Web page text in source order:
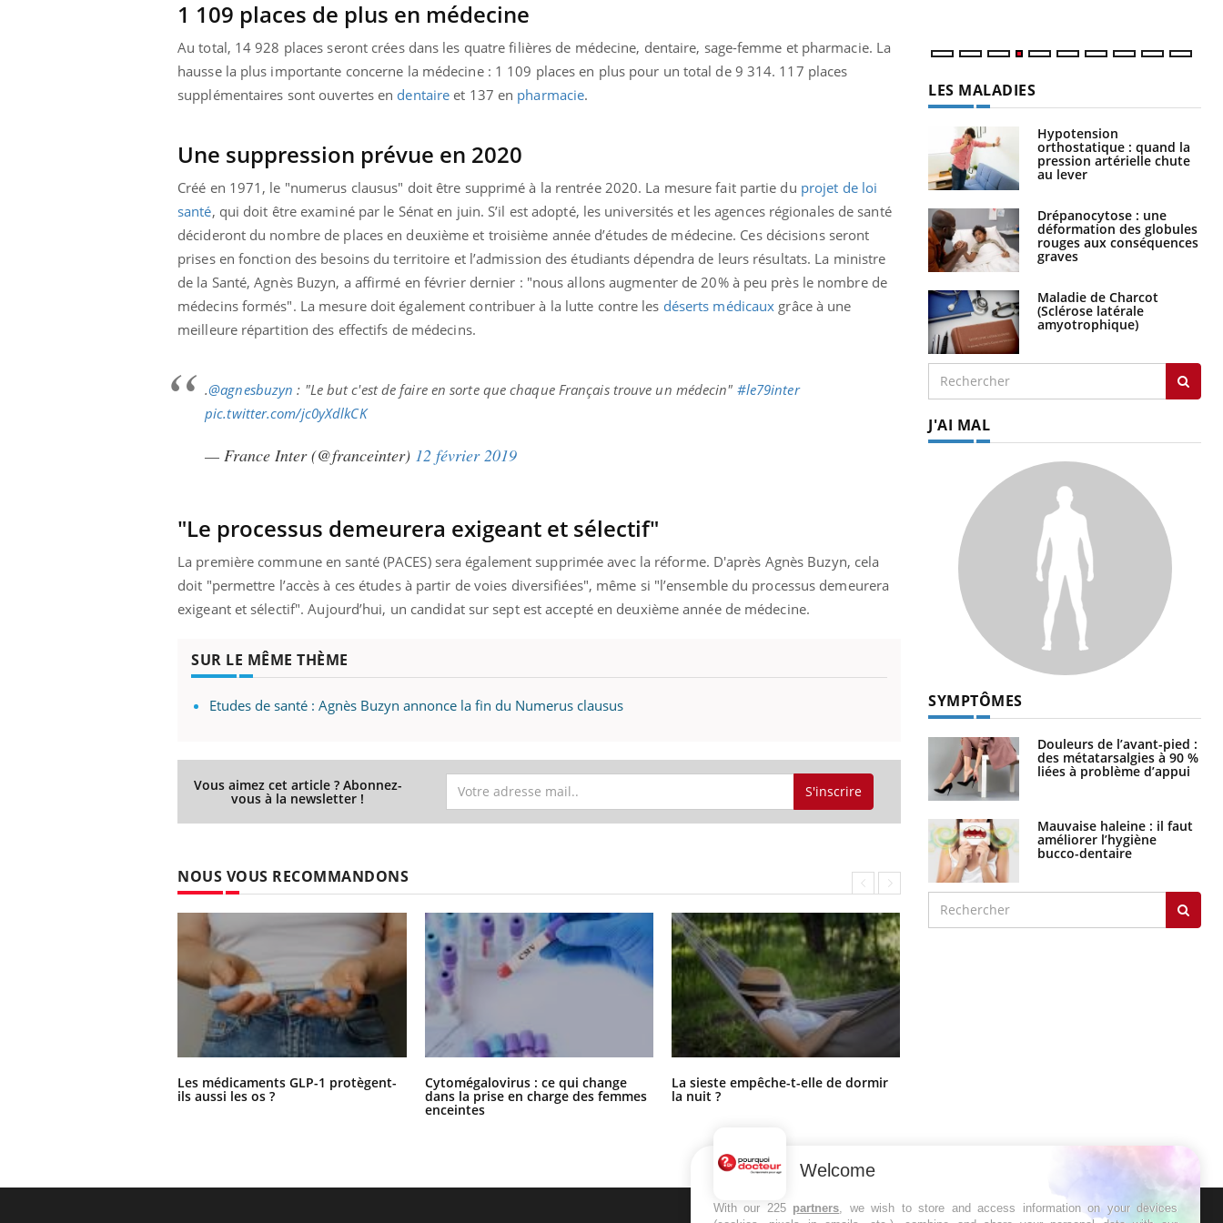
1 109 places de plus en médecine
Au total, 14 928 places seront crées dans les quatre filières de médecine, dentaire, sage-femme et pharmacie. La
hausse la plus importante concerne la médecine : 1 109 places en plus pour un total de 9 314. 117 places
supplémentaires sont ouvertes en dentaire et 137 en pharmacie.
Une suppression prévue en 2020
Créé en 1971, le "numerus clausus" doit être supprimé à la rentrée 2020. La mesure fait partie du projet de loi
santé, qui doit être examiné par le Sénat en juin. S’il est adopté, les universités et les agences régionales de santé
décideront du nombre de places en deuxième et troisième année d’études de médecine. Ces décisions seront
prises en fonction des besoins du territoire et l’admission des étudiants dépendra de leurs résultats. La ministre
de la Santé, Agnès Buzyn, a affirmé en février dernier : "nous allons augmenter de 20% à peu près le nombre de
médecins formés". La mesure doit également contribuer à la lutte contre les déserts médicaux grâce à une
meilleure répartition des effectifs de médecins.
.@agnesbuzyn : "Le but c'est de faire en sorte que chaque Français trouve un médecin" #le79inter
pic.twitter.com/jc0yXdlkCK
— France Inter (@franceinter) 12 février 2019
"Le processus demeurera exigeant et sélectif"
La première commune en santé (PACES) sera également supprimée avec la réforme. D'après Agnès Buzyn, cela
doit "permettre l’accès à ces études à partir de voies diversifiées", même si "l’ensemble du processus demeurera
exigeant et sélectif".Aujourd’hui, un candidat sur sept est accepté en deuxième année de médecine.
SUR LE MÊME THÈME
Etudes de santé : Agnès Buzyn annonce la fin du Numerus clausus
Vous aimez cet article ? Abonnez-
vous à la newsletter ! S'inscrire
NOUS VOUS RECOMMANDONS
Les médicaments GLP-1 protègent-
ils aussi les os ?
Cytomégalovirus : ce qui change
dans la prise en charge des femmes
enceintes
La sieste empêche-t-elle de dormir
la nuit ?
LES MALADIES
Hypotension
orthostatique : quand la
pression artérielle chute
au lever
Drépanocytose : une
déformation des globules
rouges aux conséquences
graves
Maladie de Charcot
(Sclérose latérale
amyotrophique)
J'AI MAL
SYMPTÔMES
Douleurs de l’avant-pied :
des métatarsalgies à 90 %
liées à problème d’appui
Mauvaise haleine : il faut
améliorer l’hygiène
bucco-dentaire
Welcome
With our 225 partners, we wish to store and access information on your devices